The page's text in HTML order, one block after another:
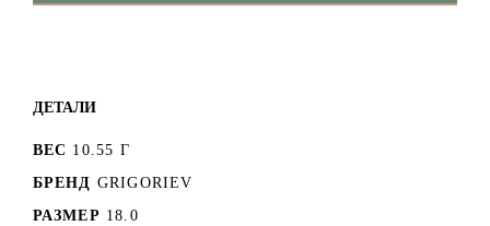
ДЕТАЛИ
ВЕС 10.55 Г
БРЕНД GRIGORIEV
РАЗМЕР 18.0